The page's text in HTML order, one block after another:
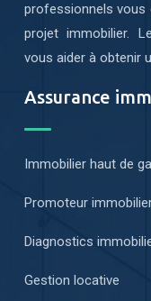
professionnels vous
projet immobilier.
vous aider à obtenir
Assurance
Immobilier haut de
Promoteur
Diagnostics
Gestion locative